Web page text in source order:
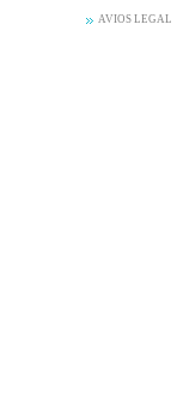
AVIOS LEGAL